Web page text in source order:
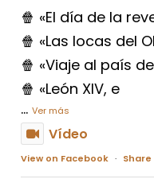
🍿 «El día de la
🍿 «Las locas del
🍿 «Viaje al país
🍿 «León XIV, e
... Ver más
Vídeo
View on Facebook · Share